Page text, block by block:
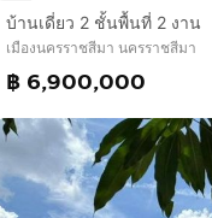
บ้านเดี่ยว 2 ชั้นพื้นที่ 2 งาน
เมืองนครราชสีมา นครราชสีมา
฿ 6,900,000